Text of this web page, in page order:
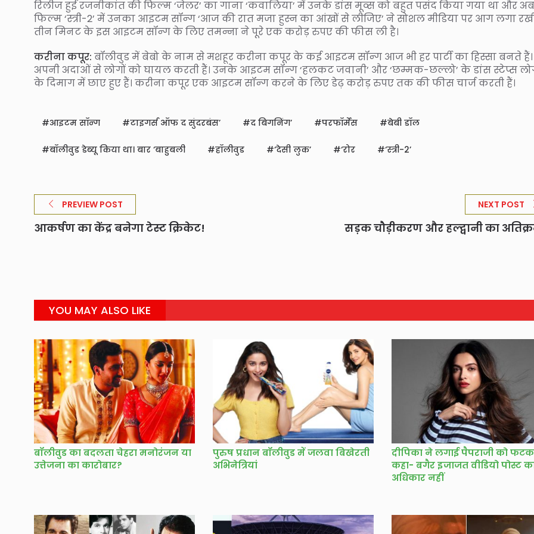
रिलीज हुई रजनीकांत की फिल्म ‘जेलर’ का गाना ‘कवालिया’ में उनके डांस मूव्स को बहुत पसंद किया गया था और अब
फिल्म ‘स्त्री-2’ में उनका आइटम सॉन्ग ‘आज की रात मजा हुस्न का आंखों से लीजिए’ ने सोशल मीडिया पर आग लगा
तीन मिनट के इस आइटम सॉन्ग के लिए तमन्ना ने पूरे एक करोड़ रुपए की फीस ली है।
करीना कपूर: बॉलीवुड में बेबो के नाम से मशहूर करीना कपूर के कई आइटम सॉन्ग आज भी हर पार्टी का हिस्सा बनते हैं।
अपनी अदाओं से लोगों को घायल करती हैं। उनके आइटम सॉन्ग ‘हलकट जवानी’ और ‘छम्मक-छल्लो’ के डांस स्टेप्स
के दिमाग में छाए हुए हैं। करीना कपूर एक आइटम सॉन्ग करने के लिए डेढ़ करोड़ रुपए तक की फीस चार्ज करती हैं।
आइटम सॉन्ग टाइगर्स ऑफ द सुंदरबंस’ द बिगनिंग’ परफॉर्मेंस बेबी डॉल
बॉलीवुड डेब्यू किया था। बार ‘बाहुबली हॉलीवुड ‘देसी लुक’ ‘रोर ‘स्त्री-2’
PREVIEW POST
आकर्षण का केंद्र बनेगा टेस्ट क्रिकेट!
NEXT POST
सड़क चौड़ीकरण और हल्द्वानी का
YOU MAY ALSO LIKE
बॉलीवुड का बदलता चेहरा मनोरंजन या
उत्तेजना का कारोबार?
पुरुष प्रधान बॉलीवुड में जलवा बिखेरती
अभिनेत्रियां
दीपिका ने लगाई पैपराजी को
कहा- बगैर इजाजत वीडियो पोस्ट
अधिकार नहीं